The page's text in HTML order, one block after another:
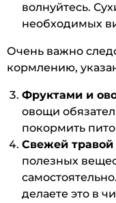
волнуйтесь.
необходимых
Очень важно
кормлению,
Фруктами и
овощи
покормить
Свежей травой
полезных
делаете это в